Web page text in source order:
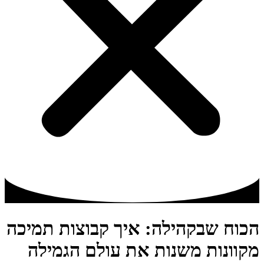
הכוח שבקהילה: איך קבוצות תמיכה
מקוונות משנות את עולם הגמילה